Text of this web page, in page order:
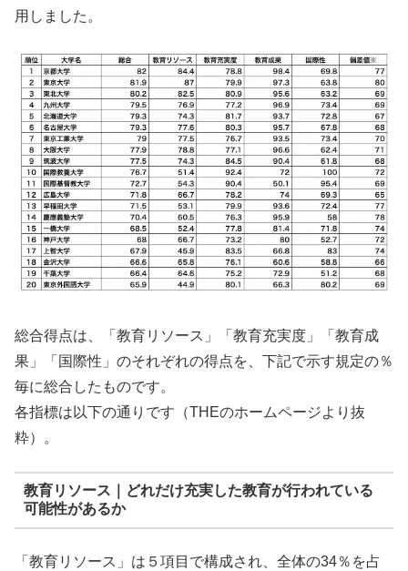
用しました。
総合得点は、「教育リソース」「教育充実度」「教育成
果」「国際性」のそれぞれの得点を、下記で示す規定の％
毎に総合したものです。
各指標は以下の通りです（THEのホームページより抜
粋）。
教育リソース｜どれだけ充実した教育が行われている
可能性があるか
「教育リソース」は５項目で構成され、全体の34％を占